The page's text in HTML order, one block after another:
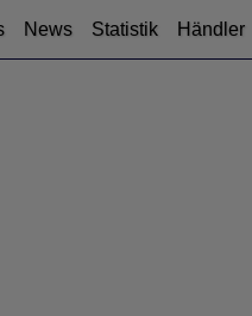
News Statistik Händler